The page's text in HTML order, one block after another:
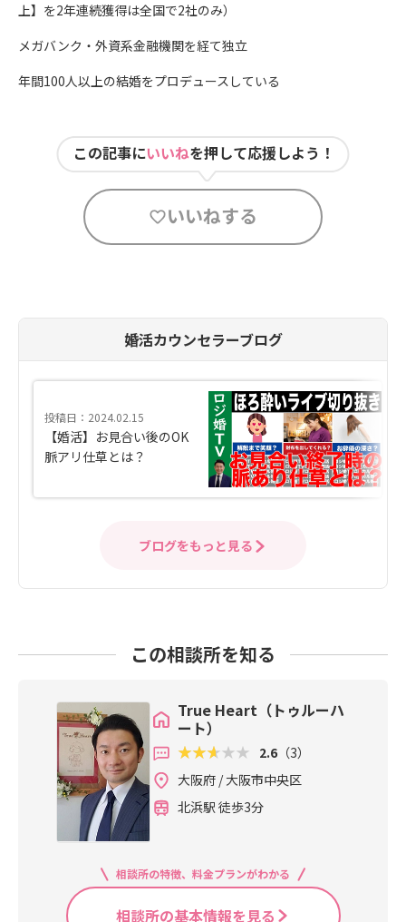
上】を2年連続獲得は全国で2社のみ）
メガバンク・外資系金融機関を経て独立
年間100人以上の結婚をプロデュースしている
この記事にいいねを押して応援しよう！
いいねする
婚活カウンセラーブログ
投稿日：2024.02.15
【婚活】お見合い後のOK
脈アリ仕草とは？
ブログをもっと見る
この相談所を知る
True Heart（トゥルーハ
ート）
2.6 （3）
大阪府 / 大阪市中央区
北浜駅 徒歩3分
相談所の特徴、料金プランがわかる
相談所の基本情報を見る